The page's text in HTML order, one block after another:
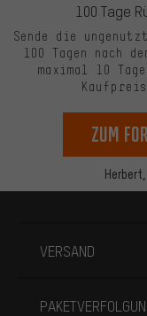
Herbert,
100 Tage
Sende die
100 Tagen nach
maximal 10
zum
VERSAND